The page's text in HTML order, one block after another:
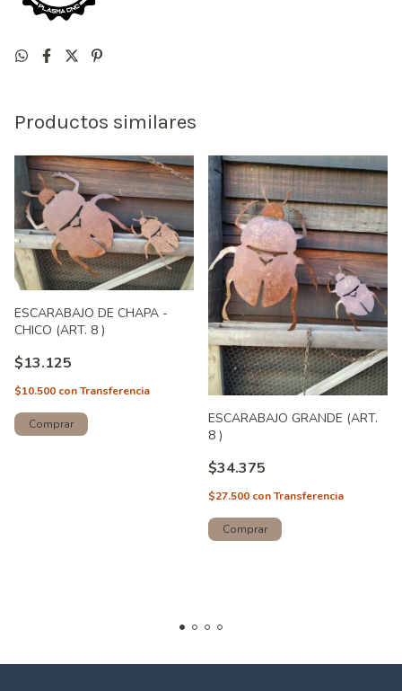
Productos similares
ESCARABAJO DE CHAPA -
CHICO (ART. 8 )
$13.125
$10.500 conTransferencia
ESCARABAJO GRANDE (ART.
8 )
$34.375
$27.500 conTransferencia